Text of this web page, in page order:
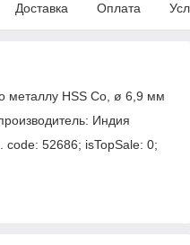
Доставка Оплата
металлу HSS Co, ø 6,9 мм
Индия
code: 52686; isTopSale: 0;